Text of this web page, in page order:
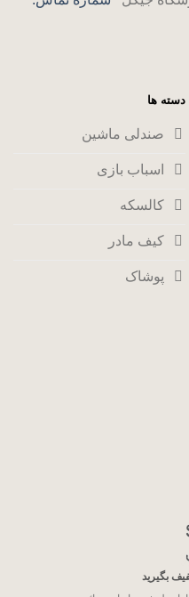
دسته ها
صندلی ماشین
اسباب بازی
کالسکه
کیف مادر
پوشاک
بگیرید